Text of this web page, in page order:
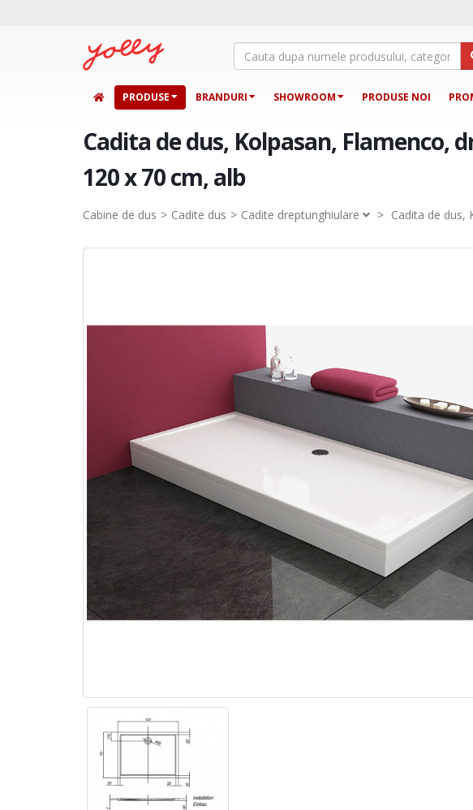
PRODUSE BRANDURI SHOWROOM PRODUSE NOI
Cadita de dus, Kolpasan, Flamenco,
120 x 70 cm, alb
Cabine de dus Cadite dus Cadite dreptunghiulare > Cadita de dus,